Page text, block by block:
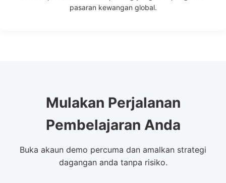
pasaran kewangan global.
Mulakan Perjalanan
Pembelajaran Anda
Buka akaun demo percuma dan amalkan strategi
dagangan anda tanpa risiko.